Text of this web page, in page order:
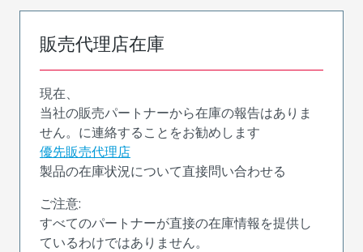
販売代理店在庫
現在、
当社の販売パートナーから在庫の報告はありま
せん。に連絡することをお勧めします
優先販売代理店
製品の在庫状況について直接問い合わせる
ご注意:
すべてのパートナーが直接の在庫情報を提供し
ているわけではありません。